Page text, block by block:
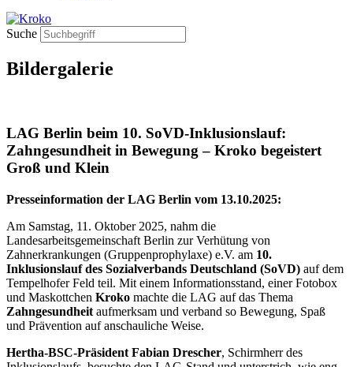
Suche
Bildergalerie
LAG Berlin beim 10. SoVD-Inklusionslauf:
Zahngesundheit in Bewegung – Kroko begeistert
Groß und Klein
Presseinformation der LAG Berlin vom 13.10.2025:
Am Samstag, 11. Oktober 2025, nahm die
Landesarbeitsgemeinschaft Berlin zur Verhütung von
Zahnerkrankungen (Gruppenprophylaxe) e.V. am 10.
Inklusionslauf des Sozialverbands Deutschland (SoVD) auf dem
Tempelhofer Feld teil. Mit einem Informationsstand, einer Fotobox
und Maskottchen Kroko machte die LAG auf das Thema
Zahngesundheit aufmerksam und verband so Bewegung, Spaß
und Prävention auf anschauliche Weise.
Hertha-BSC-Präsident Fabian Drescher, Schirmherr des